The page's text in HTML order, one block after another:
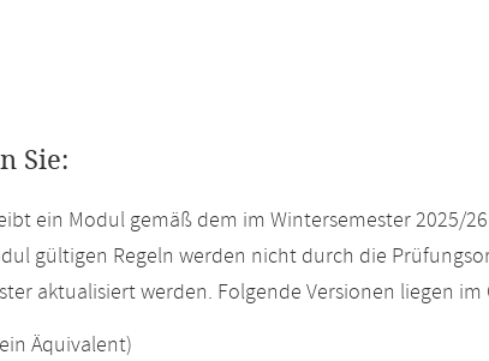
Sie:
ein Modul gemäß dem im Wintersemester 2025/
gültigen Regeln werden nicht durch die
aktualisiert werden. Folgende Versionen liegen
Äquivalent)